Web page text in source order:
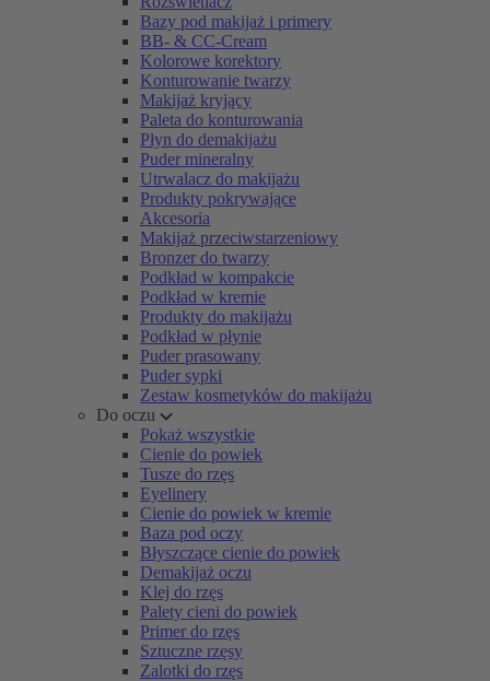
Bazy pod makijaż i primery
BB- & CC-Cream
Kolorowe korektory
Konturowanie twarzy
Makijaż kryjący
Paleta do konturowania
Płyn do demakijażu
Puder mineralny
Utrwalacz do makijażu
Produkty pokrywające
Akcesoria
Makijaż przeciwstarzeniowy
Bronzer do twarzy
Podkład w kompakcie
Podkład w kremie
Produkty do makijażu
Podkład w płynie
Puder prasowany
Puder sypki
Zestaw kosmetyków do makijażu
Do oczu
Pokaż wszystkie
Cienie do powiek
Tusze do rzęs
Eyelinery
Cienie do powiek w kremie
Baza pod oczy
Błyszczące cienie do powiek
Demakijaż oczu
Klej do rzęs
Palety cieni do powiek
Primer do rzęs
Sztuczne rzęsy
Zalotki do rzęs